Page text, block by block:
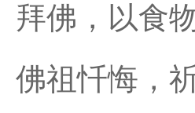
拜佛，以食
佛祖忏悔，